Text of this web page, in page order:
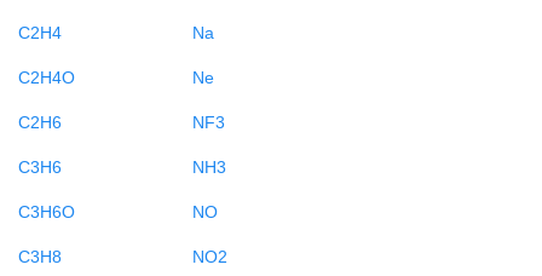
C2H4
C2H4O
C2H6
C3H6
C3H6O
C3H8
Na
Ne
NF3
NH3
NO
NO2